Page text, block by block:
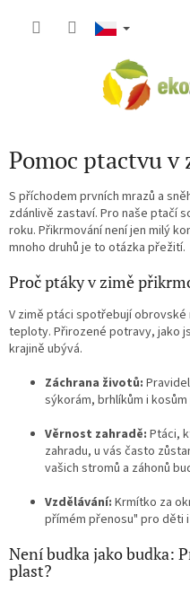
Pomoc ptactvu v
S příchodem prvních mrazů a
zdánlivě zastaví. Pro naše ptačí
roku. Přikrmování není jen milý
mnoho druhů je to otázka přežití.
Proč ptáky v zimě
V zimě ptáci spotřebují
teploty. Přirozené potravy, jako
krajině ubývá.
Záchrana životů:
sýkorám, brhlíkům i
Věrnost zahradě: Ptáci,
zahradu, u vás často
vašich stromů a záhonů
Vzdělávání: Krmítko za
přímém přenosu" pro děti
Není budka jako budka:
plast?